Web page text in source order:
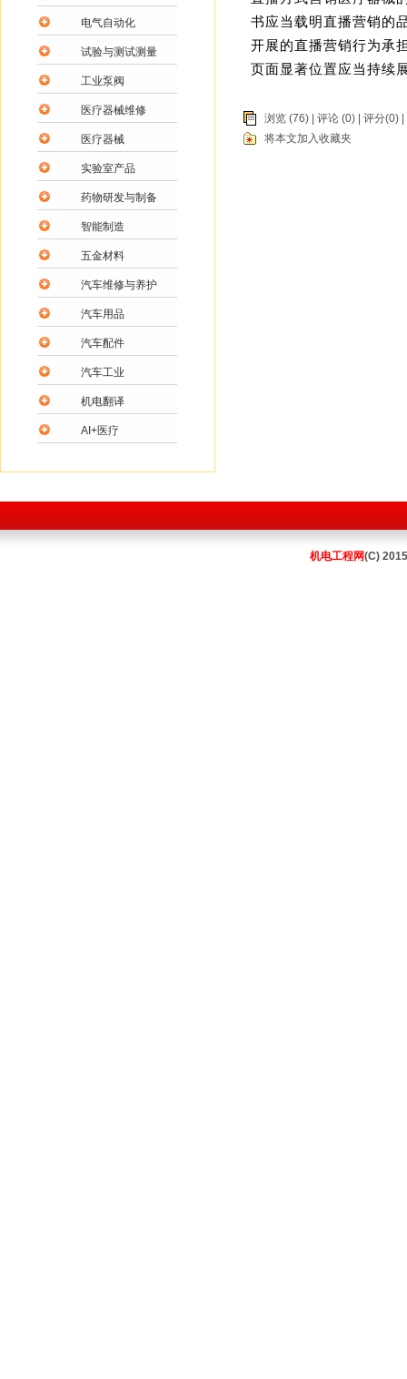
书应当载明直播营销的
开展的直播营销行为承
页面显著位置应当持续
浏览 (76) | 评论 (0) | 评分(0) |
将本文加入收藏夹
电气自动化
试验与测试测量
工业泵阀
医疗器械维修
医疗器械
实验室产品
药物研发与制备
智能制造
五金材料
汽车维修与养护
汽车用品
汽车配件
汽车工业
机电翻译
AI+医疗
机电工程网(C)